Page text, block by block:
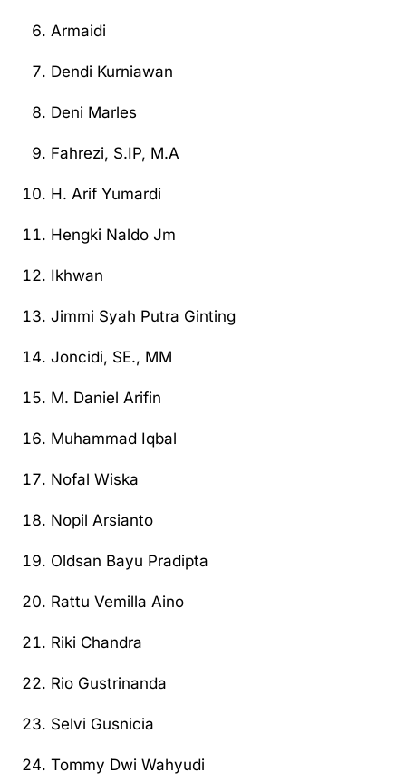
Armaidi
Dendi Kurniawan
Deni Marles
Fahrezi, S.IP, M.A
H. Arif Yumardi
Hengki Naldo Jm
Ikhwan
Jimmi Syah Putra Ginting
Joncidi, SE., MM
M. Daniel Arifin
Muhammad Iqbal
Nofal Wiska
Nopil Arsianto
Oldsan Bayu Pradipta
Rattu Vemilla Aino
Riki Chandra
Rio Gustrinanda
Selvi Gusnicia
Tommy Dwi Wahyudi